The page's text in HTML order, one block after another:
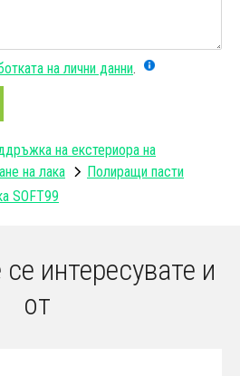
на лични данни.
на екстериора на
на лака
Полиращи пасти
SOFT99
интересувате и
от